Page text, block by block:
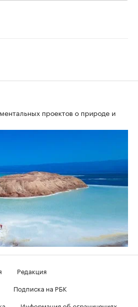
проектов о природе и
Редакция
Подписка на РБК